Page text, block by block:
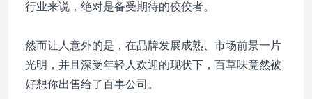
行业来说，绝对是备受期待的佼佼者。
然而让人意外的是，在品牌发展成熟、市场前景一片
光明，并且深受年轻人欢迎的现状下，百草味竟然被
好想你出售给了百事公司。